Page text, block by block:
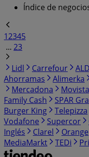
Índice de
12345
... 23
Lidl
Carrefour
Ahorramas
Alimerka
Mercadona
Family Cash
SPAR
Burger King
Telepizza
Vodafone
Supercor
Inglés
Clarel Orange
MediaMarkt
TEDi